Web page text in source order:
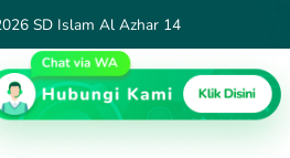
SD Islam Al Azhar 14